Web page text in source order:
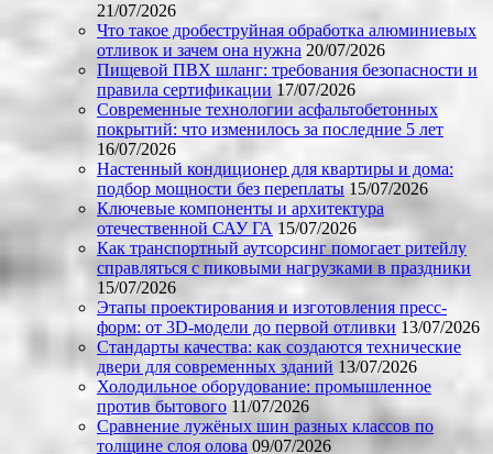
21/07/2026
Что такое дробеструйная обработка алюминиевых
отливок и зачем она нужна 20/07/2026
Пищевой ПВХ шланг: требования безопасности и
правила сертификации 17/07/2026
Современные технологии асфальтобетонных
покрытий: что изменилось за последние 5 лет
16/07/2026
Настенный кондиционер для квартиры и дома:
подбор мощности без переплаты 15/07/2026
Ключевые компоненты и архитектура
отечественной САУ ГА 15/07/2026
Как транспортный аутсорсинг помогает ритейлу
справляться с пиковыми нагрузками в праздники
15/07/2026
Этапы проектирования и изготовления пресс-
форм: от 3D-модели до первой отливки 13/07/2026
Стандарты качества: как создаются технические
двери для современных зданий 13/07/2026
Холодильное оборудование: промышленное
против бытового 11/07/2026
Сравнение лужёных шин разных классов по
толщине слоя олова 09/07/2026